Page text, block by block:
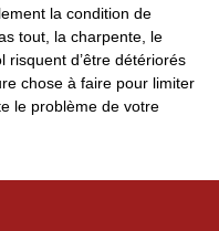
la condition de
tout, la charpente, le
risquent d’être détériorés
chose à faire pour limiter
le problème de votre